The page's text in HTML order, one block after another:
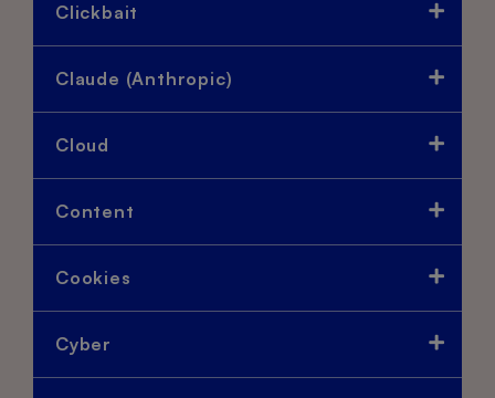
Clickbait
Claude (Anthropic)
Cloud
Content
Cookies
Cyber